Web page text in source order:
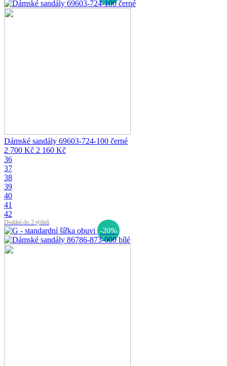
Dámské sandály 69603-724-100 černé
2 700 Kč 2 160 Kč
36
37
38
39
40
41
42
Dodání do 2 týdnů
-20%